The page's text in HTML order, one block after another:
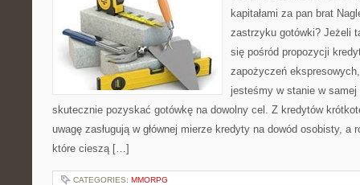
kapitałami za pan brat
zastrzyku gotówki? Jeżeli
się pośród propozycji
zapożyczeń
jesteśmy w stanie w
skutecznie pozyskać gotówkę na dowolny cel. Z kredytów
uwagę zasługują w głównej mierze kredyty na dowód osobisty, a
które cieszą […]
CATEGORIES: MMORPG